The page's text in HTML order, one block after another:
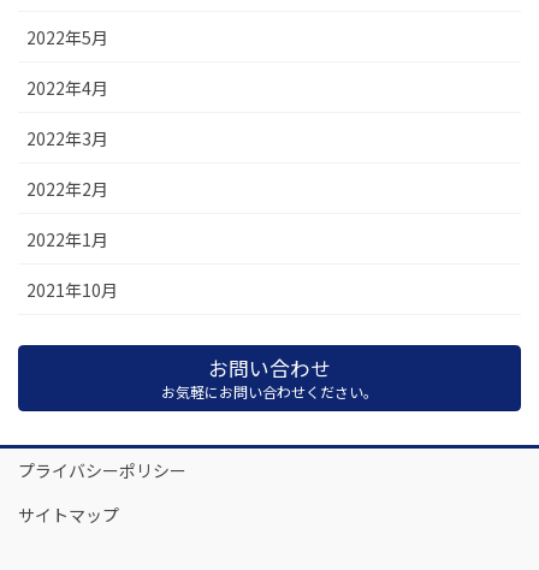
2022年5月
2022年4月
2022年3月
2022年2月
2022年1月
2021年10月
お問い合わせ
お気軽にお問い合わせください。
プライバシーポリシー
サイトマップ